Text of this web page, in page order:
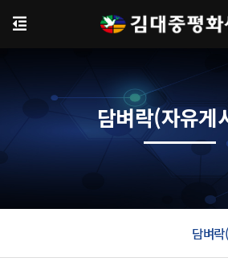
담벼
담벼락(자유게